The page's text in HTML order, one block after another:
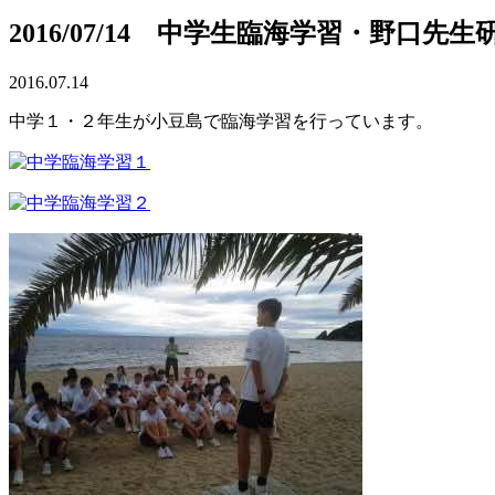
2016/07/14 中学生臨海学習・野口先生
2016.07.14
中学１・２年生が小豆島で臨海学習を行っています。